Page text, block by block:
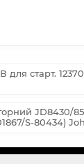
для старт.
JD8430/
S-80434)